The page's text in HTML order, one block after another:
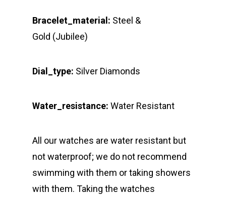
Bracelet_material: Steel &
Gold (Jubilee)
Dial_type: Silver Diamonds
Water_resistance: Water Resistant
All our watches are water resistant but
not waterproof; we do not recommend
swimming with them or taking showers
with them. Taking the watches